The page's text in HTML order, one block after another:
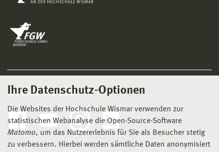
Ihre Datenschutz-Optionen
Die Websites der Hochschule Wismar verwenden zur
statistischen Webanalyse die Open-Source-Software
Matomo, um das Nutzererlebnis für Sie als Besucher stetig
zu verbessern. Hierbei werden sämtliche Daten anonymisiert
Social Media